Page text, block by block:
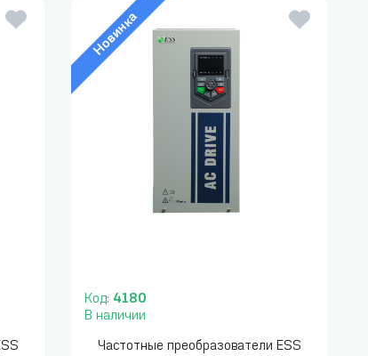
Новинка
Код: 4180
В наличии
Частотные преобразователи ESS